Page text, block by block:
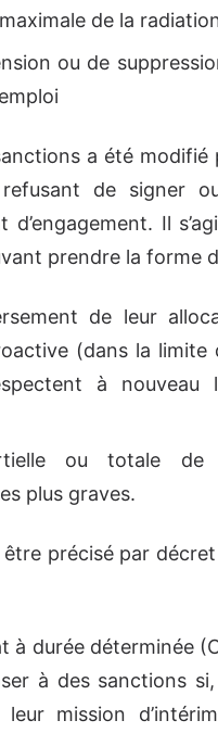
de la
ou de
a été modifié
de signer
Il
prendre la forme
de leur
(dans la limite
à nouveau
ou totale de
plus graves.
précisé par décret
à durée déterminée
à des sanctions
mission